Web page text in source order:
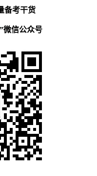
备考干货
”微信公众号